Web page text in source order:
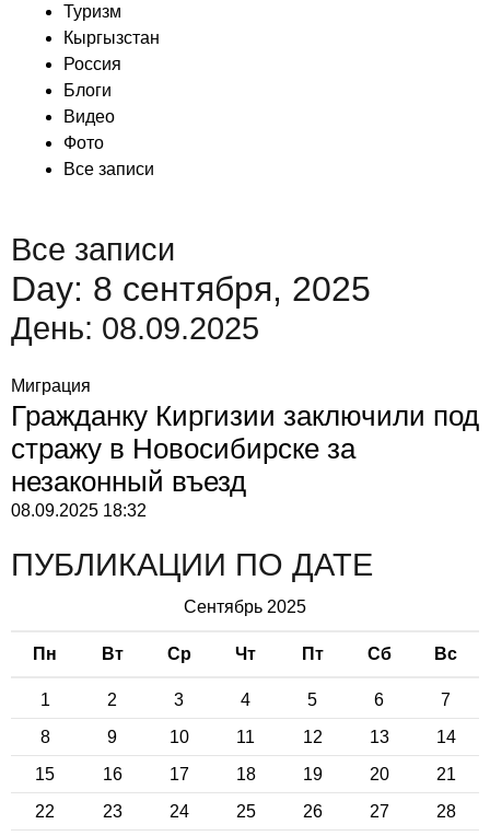
Туризм
Кыргызстан
Россия
Блоги
Видео
Фото
Все записи
Все записи
Day: 8 сентября, 2025
День: 08.09.2025
Миграция
Гражданку Киргизии заключили под
стражу в Новосибирске за
незаконный въезд
08.09.2025 18:32
ПУБЛИКАЦИИ ПО ДАТЕ
Сентябрь 2025
Пн Вт Ср Чт Пт Сб Вс
1 2 3 4 5 6
7
8
9 10 11 12 13
14
15
16 17 18 19 20
21
22
23 24 25 26 27
28